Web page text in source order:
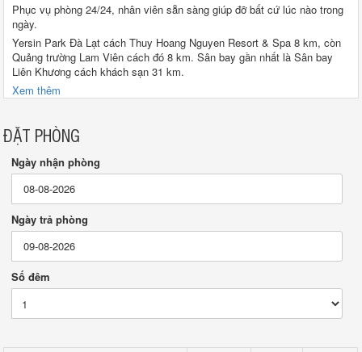
Phục vụ phòng 24/24, nhân viên sẵn sàng giúp đỡ bất cứ lúc nào trong
ngày.
Yersin Park Đà Lạt cách Thuy Hoang Nguyen Resort & Spa 8 km, còn
Quảng trường Lam Viên cách đó 8 km. Sân bay gần nhất là Sân bay
Liên Khương cách khách sạn 31 km.
Xem thêm
ĐẶT PHÒNG
Ngày nhận phòng
Ngày trả phòng
Số đêm